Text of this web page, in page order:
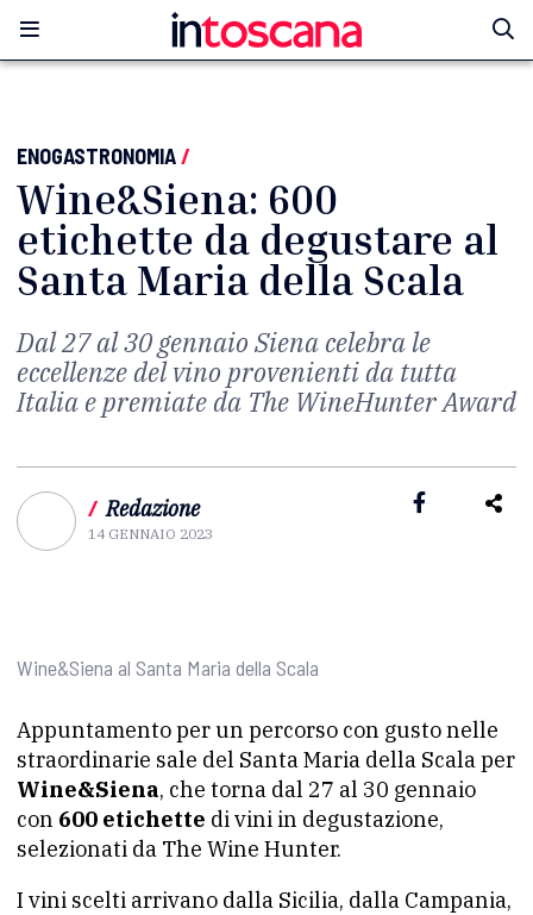
ENOGASTRONOMIA/
Wine&Siena: 600
etichette da degustare al
Santa Maria della Scala
Dal 27 al 30 gennaio Siena celebra le
eccellenze del vino provenienti da tutta
Italia e premiate da The WineHunter Award
/ Redazione
14 GENNAIO 2023
Wine&Siena al Santa Maria della Scala
Appuntamento per un percorso con gusto nelle
straordinarie sale del Santa Maria della Scala per
Wine&Siena, che torna dal 27 al 30 gennaio
con 600 etichette di vini in degustazione,
selezionati da The Wine Hunter.
I vini scelti arrivano dalla Sicilia, dalla Campania,